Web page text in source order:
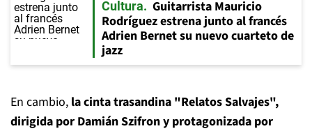
Cultura
Guitarrista Mauricio
Rodríguez estrena junto al francés
Adrien Bernet su nuevo cuarteto de
jazz
En cambio, la cinta trasandina "Relatos Salvajes",
dirigida por Damián Szifron y protagonizada por